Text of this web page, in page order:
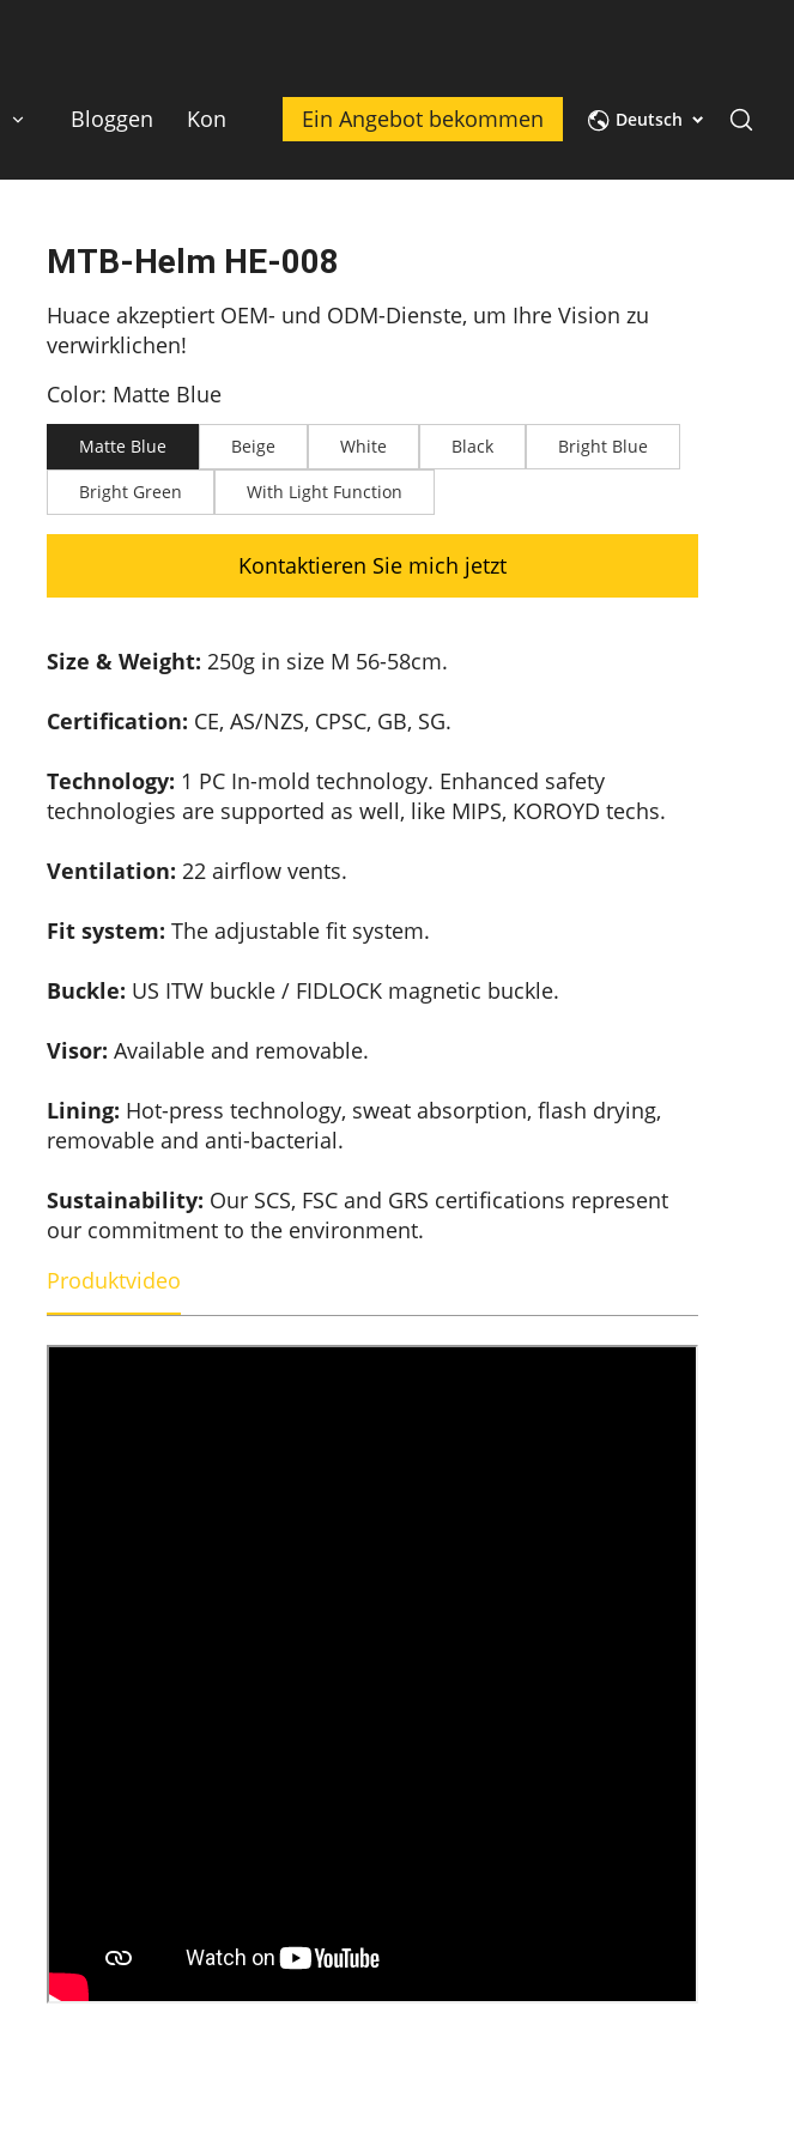
Bloggen Kontakt Ein Angebot bekommen Deutsch
MTB-Helm HE-008
Huace akzeptiert OEM- und ODM-Dienste, um Ihre Vision zu
verwirklichen!
Color: Matte Blue
Matte Blue Beige White Black
Bright Blue
Bright Green
With Light Function
Kontaktieren Sie mich jetzt
Size & Weight: 250g in size M 56-58cm.
Certification: CE, AS/NZS, CPSC, GB, SG.
Technology: 1 PC In-mold technology. Enhanced safety
technologies are supported as well, like MIPS, KOROYD techs.
Ventilation: 22 airflow vents.
Fit system: The adjustable fit system.
Buckle: US ITW buckle / FIDLOCK magnetic buckle.
Visor: Available and removable.
Lining: Hot-press technology, sweat absorption, flash drying,
removable and anti-bacterial.
Sustainability: Our SCS, FSC and GRS certifications represent
our commitment to the environment.
Produktvideo